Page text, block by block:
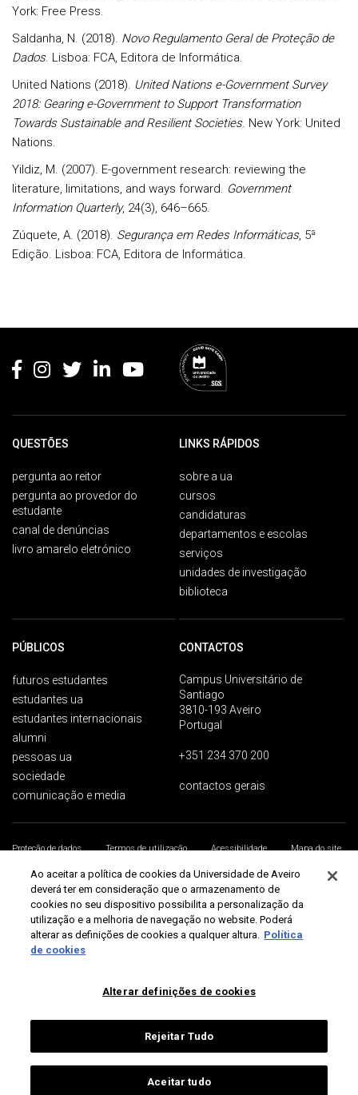
York: Free Press.
Saldanha, N. (2018). Novo Regulamento Geral de Proteção de
Dados. Lisboa: FCA, Editora de Informática.
United Nations (2018). United Nations e-Government Survey
2018: Gearing e-Government to Support Transformation
Towards Sustainable and Resilient Societies. New York: United
Nations.
Yildiz, M. (2007). E-government research: reviewing the
literature, limitations, and ways forward. Government
Information Quarterly, 24(3), 646–665.
Zúquete, A. (2018). Segurança em Redes Informáticas, 5ª
Edição. Lisboa: FCA, Editora de Informática.
QUESTÕES
pergunta ao reitor
pergunta ao provedor do
estudante
canal de denúncias
livro amarelo eletrónico
LINKS RÁPIDOS
sobre a ua
cursos
candidaturas
departamentos e escolas
serviços
unidades de investigação
biblioteca
PÚBLICOS
futuros estudantes
estudantes ua
estudantes internacionais
alumni
pessoas ua
sociedade
comunicação e media
CONTACTOS
Campus Universitário de
Santiago
3810-193 Aveiro
Portugal
+351 234 370 200
contactos gerais
Proteção de dados Termos de utilização Acessibilidade
Mapa do site
Universidade de Aveiro 2026
Ao aceitar a política de cookies da Universidade de Aveiro
deverá ter em consideração que o armazenamento de
cookies no seu dispositivo possibilita a personalização da
utilização e a melhoria de navegação no website. Poderá
alterar as definições de cookies a qualquer altura. Política
de cookies
Alterar definições de cookies
Rejeitar Tudo
Aceitar tudo